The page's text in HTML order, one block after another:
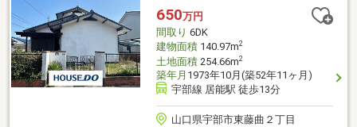
650万円
間取り 6DK
建物面積140.97m2
土地面積254.66m2
築年月 1973年10月(築52年11ヶ月)
宇部線 居能駅 徒歩13分
山口県宇部市東藤曲２丁目